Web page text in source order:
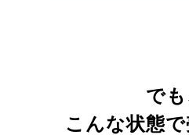
でも
こんな状態